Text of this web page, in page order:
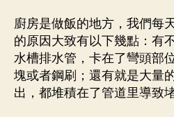
廚房是做飯的地方，我們每
的原因大致有以下幾點：有
水槽排水管，卡在了彎頭部
塊或者鋼刷；還有就是大量
出，都堆積在了管道里導致堵